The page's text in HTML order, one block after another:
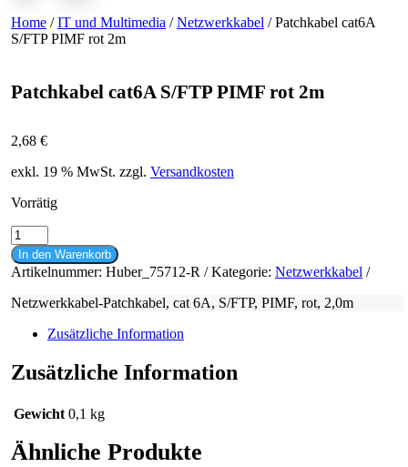
Home /IT und Multimedia /Netzwerkkabel / Patchkabel cat6A
S/FTP PIMF rot 2m
Patchkabel cat6A S/FTP PIMF rot 2m
2,68 €
exkl. 19 % MwSt. zzgl. Versandkosten
Vorrätig
Patchkabel
cat6A
S/FTP
PIMF
rot
Menge
In den Warenkorb
Artikelnummer: Huber_75712-R Kategorie: Netzwerkkabel
Netzwerkkabel-Patchkabel, cat 6A, S/FTP, PIMF, rot, 2,0m
Zusätzliche Information
Zusätzliche Information
Gewicht 0,1 kg
Ähnliche Produkte